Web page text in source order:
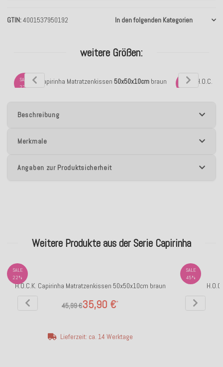
GTIN 4001537950192 In den folgenden Kategorien
weitere Größen:
SALE
22%
H.O.C.K. Capirinha Matratzenkissen 50x50x10cm braun
SALE
45%
Beschreibung
Merkmale
Angaben zur Produktsicherheit
Weitere Produkte aus der Serie Capirinha
SALE
22%
H.O.C.K. Capirinha Matratzenkissen 50x50x10cm braun
35,90 €*
45,99 €
Lieferzeit: ca. 14 Werktage
SALE
45%